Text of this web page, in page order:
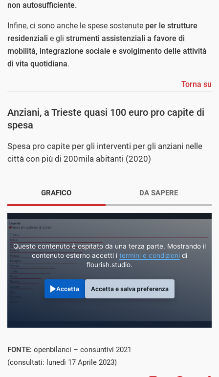
non autosufficiente.
Infine, ci sono anche le spese sostenute per le strutture
residenziali e gli strumenti assistenziali a favore di
mobilità, integrazione sociale e svolgimento delle attività
di vita quotidiana.
Torna su
Anziani, a Trieste quasi 100 euro pro capite di
spesa
Spesa pro capite per gli interventi per gli anziani nelle
città con più di 200mila abitanti (2020)
GRAFICO
Questo contenuto è ospitato da una terza parte. Mostrando il
contenuto esterno accetti i termini e condizioni di
flourish.studio.
Accetta Accetta e salva preferenza
DA SAPERE
FONTE: openbilanci – consuntivi 2021
(consultati: lunedì 17 Aprile 2023)